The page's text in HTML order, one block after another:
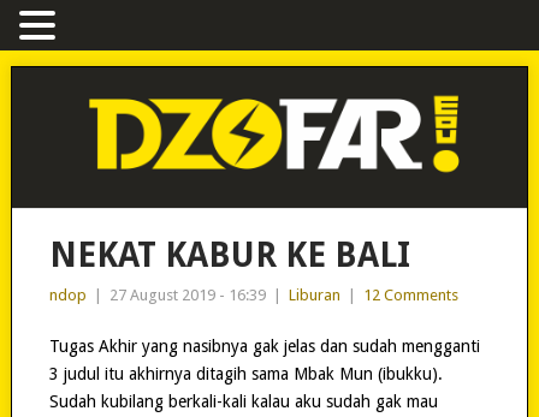
NEKAT KABUR KE BALI
ndop 27 August 2019 - 16:39 Liburan 12 Comments
Tugas Akhir yang nasibnya gak jelas dan sudah mengganti
3 judul itu akhirnya ditagih sama Mbak Mun (ibukku).
Sudah kubilang berkali-kali kalau aku sudah gak mau